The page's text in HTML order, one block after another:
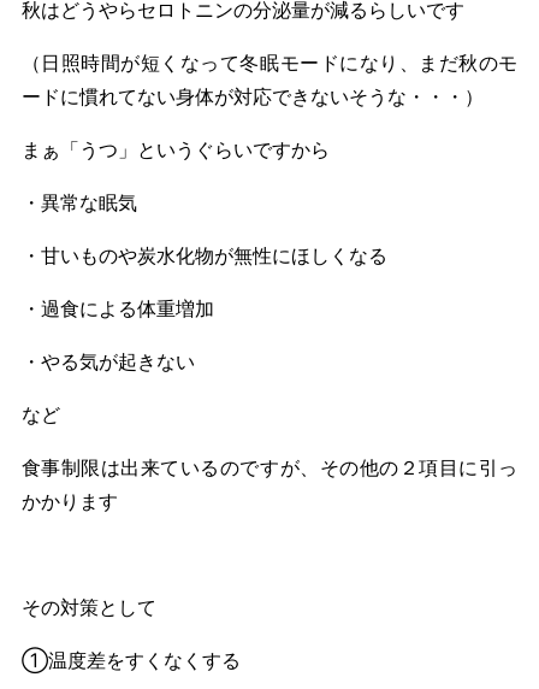
秋はどうやらセロトニンの分泌量が減るらしいです
（日照時間が短くなって冬眠モードになり、まだ秋のモ
ードに慣れてない身体が対応できないそうな・・・）
まぁ「うつ」というぐらいですから
・異常な眠気
・甘いものや炭水化物が無性にほしくなる
・過食による体重増加
・やる気が起きない
など
食事制限は出来ているのですが、その他の２項目に引っ
かかります
その対策として
①温度差をすくなくする